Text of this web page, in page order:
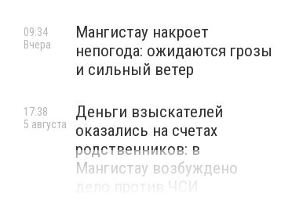
Мангистау накроет
непогода: ожидаются грозы
и сильный ветер
09:34
Вчера
Деньги взыскателей
оказались на счетах
родственников: в
Мангистау возбуждено
дело против ЧСИ
17:38
5 августа